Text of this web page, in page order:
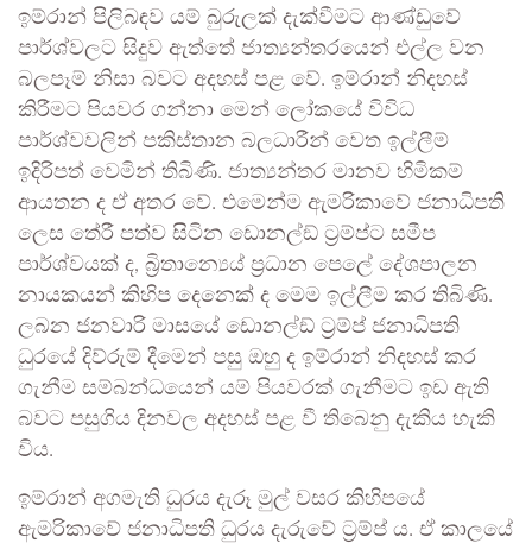
ඉම්රාන් පිලිබඳව යම් බුරුලක් දැක්වීමට ආණ්ඩුවේ
පාර්ශ්වලට සිදුව ඇත්තේ ජාත්‍යන්තරයෙන් එල්ල වන
බලපෑම් නිසා බවට අදහස් පළ වේ. ඉම්රාන් නිදහස්
කිරීමට පියවර ගන්නා මෙන් ලෝකයේ විවිධ
පාර්ශ්වවලින් පකිස්තාන බලධාරීන් වෙත ඉල්ලීම්
ඉදිරිපත් වෙමින් තිබිණි. ජාත්‍යන්තර මානව හිමිකම්
ආයතන ද ඒ අතර වේ. එමෙන්ම ඇමරිකාවේ ජනාධිපති
ලෙස තේරී පත්ව සිටින ඩොනල්ඞ් ට‍්‍රම්ප්ට සමීප
පාර්ශ්වයක් ද, බ්‍රිතාන්‍යෙය් ප‍්‍රධාන පෙලේ දේශපාලන
නායකයන් කිහිප දෙනෙක් ද මෙම ඉල්ලීම කර තිබිණි.
ලබන ජනවාරි මාසයේ ඩොනල්ඞ් ට‍්‍රම්ප් ජනාධිපති
ධුරයේ දිව්රුම් දීමෙන් පසු ඔහු ද ඉම්රාන් නිදහස් කර
ගැනීම සම්බන්ධයෙන් යම් පියවරක් ගැනීමට ඉඩ ඇති
බවට පසුගිය දිනවල අදහස් පළ වී තිබෙනු දැකිය හැකි
විය.
ඉම්රාන් අගමැති ධුරය දැරූ මුල් වසර කිහිපයේ
ඇමරිකාවේ ජනාධිපති ධුරය දැරුවේ ට‍්‍රම්ප් ය. ඒ කාලයේ